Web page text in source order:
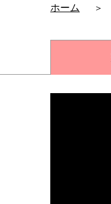
ホーム